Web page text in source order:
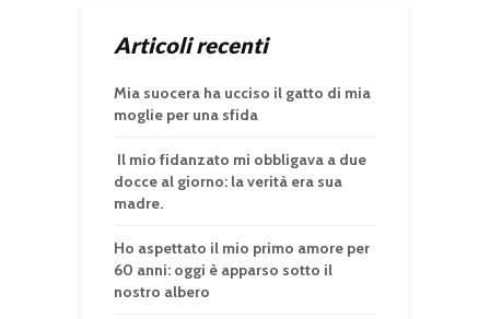
Articoli recenti
Mia suocera ha ucciso il gatto di mia
moglie per una sfida
Il mio fidanzato mi obbligava a due
docce al giorno: la verità era sua
madre.
Ho aspettato il mio primo amore per
60 anni: oggi è apparso sotto il
nostro albero